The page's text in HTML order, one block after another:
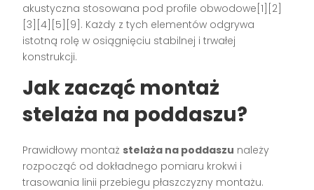
akustyczna stosowana pod profile obwodowe[1][2]
[3][4][5][9]. Każdy z tych elementów odgrywa
istotną rolę w osiągnięciu stabilnej i trwałej
konstrukcji.
Jak zacząć montaż
stelaża na poddaszu?
Prawidłowy montaż stelaża na poddaszu należy
rozpocząć od dokładnego pomiaru krokwi i
trasowania linii przebiegu płaszczyzny montażu.